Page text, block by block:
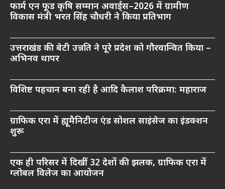
फार्म एन फूड कृषि सम्मान अवार्ड्स–2026 में ग्रामीण
विकास मंत्री भरत सिंह चौधरी ने किया प्रतिभाग
उत्तराखंड की बेटी उन्नति ने पूरे प्रदेश को गौरवान्वित किया –
अभिनव थापर
विशिष्ट पहचान बना रही है आदि कैलाश परिक्रमा: महाराज
ग्राफिक एरा में ह्यूमैनिटीज एंड सोशल साइंसेज का इंडक्शन
शुरू
एक ही परिसर में दिखीं 32 देशों की झलक, ग्राफिक एरा में
ग्लोबल विलेज का आयोजन